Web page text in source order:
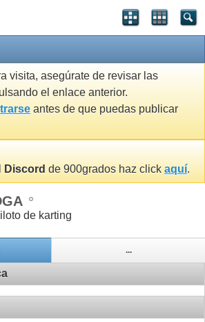
visita, asegúrate de revisar las
el enlace anterior.
antes de que puedas publicar
Discord de 900grados haz click aquí.
de karting
...